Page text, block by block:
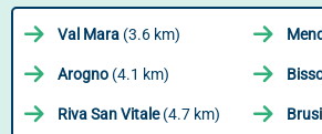
Val Mara (3.6 km)
Arogno (4.1 km)
Riva San Vitale(4.7 km)